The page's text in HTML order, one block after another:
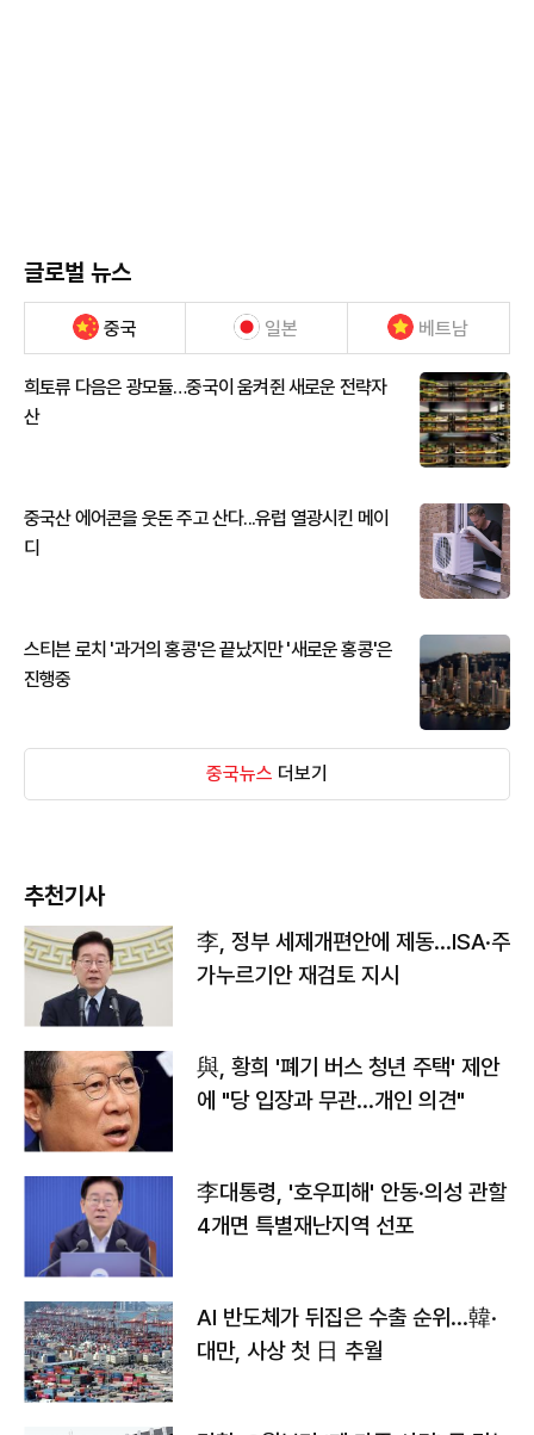
글로벌 뉴스
중국 일본 베트남
희토류 다음은 광모듈…중국이 움켜쥔 새로운 전략자
산
중국산 에어콘을 웃돈 주고 산다...유럽 열광시킨 메이
디
스티븐 로치 '과거의 홍콩'은 끝났지만 '새로운 홍콩'은
진행중
중국뉴스 더보기
추천기사
李, 정부 세제개편안에 제동…ISA·주
가누르기안 재검토 지시
與, 황희 '폐기 버스 청년 주택' 제안
에 "당 입장과 무관…개인 의견"
李대통령, '호우피해' 안동·의성 관할
4개면 특별재난지역 선포
AI 반도체가 뒤집은 수출 순위…韓·
대만, 사상 첫 日 추월